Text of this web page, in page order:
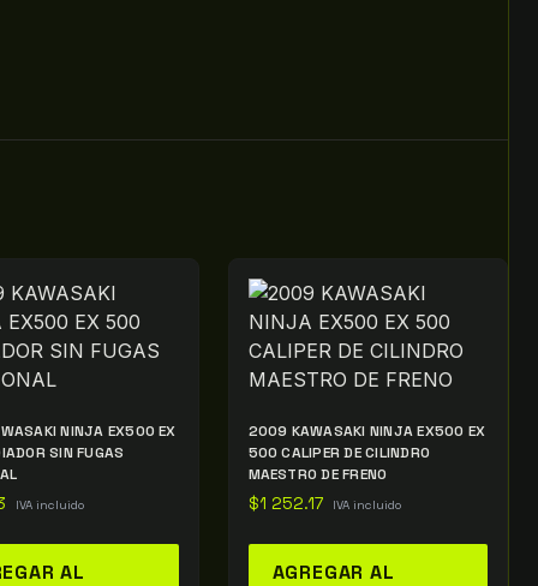
NINJA EX500 EX
SIN FUGAS
IVA incluido
AL
2009 KAWASAKI NINJA EX500 EX
500 CALIPER DE CILINDRO
MAESTRO DE FRENO
$1 252.17 IVA incluido
AGREGAR AL